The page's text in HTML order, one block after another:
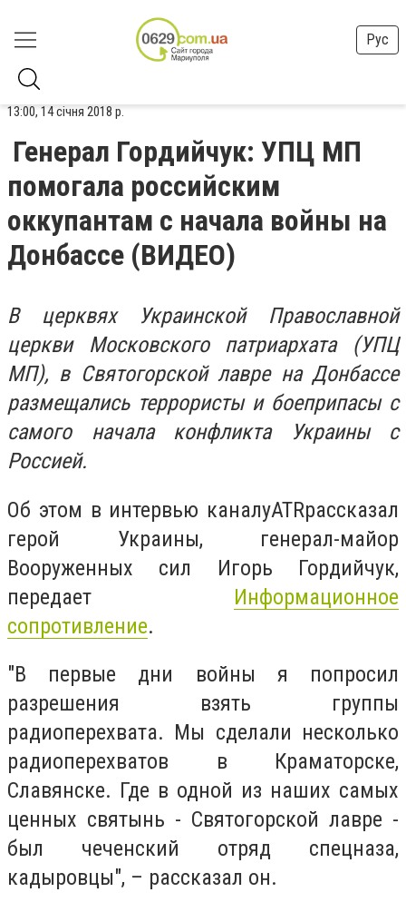
Рус
13:00, 14 січня 2018 р.
Генерал Гордийчук: УПЦ МП
помогала российским
оккупантам с начала войны на
Донбассе (ВИДЕО)
В церквях Украинской Православной
церкви Московского патриархата (УПЦ
МП), в Святогорской лавре на Донбассе
размещались террористы и боеприпасы с
самого начала конфликта Украины с
Россией.
Об этом в интервью каналуATRрассказал
герой Украины, генерал-майор
Вооруженных сил Игорь Гордийчук,
передает Информационное
сопротивление.
"В первые дни войны я попросил
разрешения взять группы
радиоперехвата. Мы сделали несколько
радиоперехватов в Краматорске,
Славянске. Где в одной из наших самых
ценных святынь - Святогорской лавре -
был чеченский отряд спецназа,
кадыровцы", – рассказал он.